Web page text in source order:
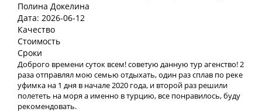
Полина Докелина
Дата: 2026-06-12
Качество
Стоимость
Сроки
Доброго времени суток всем! советую данную тур агенство! 2
раза отправлял мою семью отдыхать, один раз сплав по реке
уфимка на 1 дня в начале 2020 года, и второй раз решили
полететь на моря а именно в турцию, все понравилось, буду
рекомендовать.